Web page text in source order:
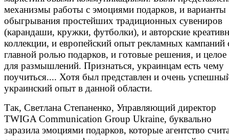
механизмы работы с эмоциями подарков, и варианты
обыгрывания простейших традиционных сувениров
(карандаши, кружки, футболки), и авторские
коллекции, и европейский опыт рекламных кампаний
главной ролью подарков, и готовые решения, и целое
для размышлений. Признаться, украинцам есть чему
поучиться.... Хотя был представлен и очень
украинский опыт в данной области.
Так, Светлана Степаненко, Управляющий директор
TWIGA Communication Group Ukraine, буквально
заразила эмоциями подарков, которые агентство